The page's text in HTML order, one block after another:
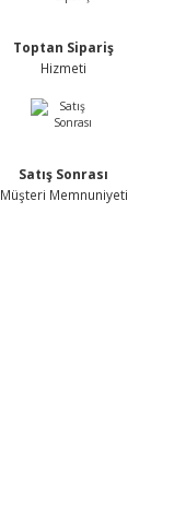
Toptan Sipariş
Hizmeti
Satış Sonrası
Müşteri Memnuniyeti